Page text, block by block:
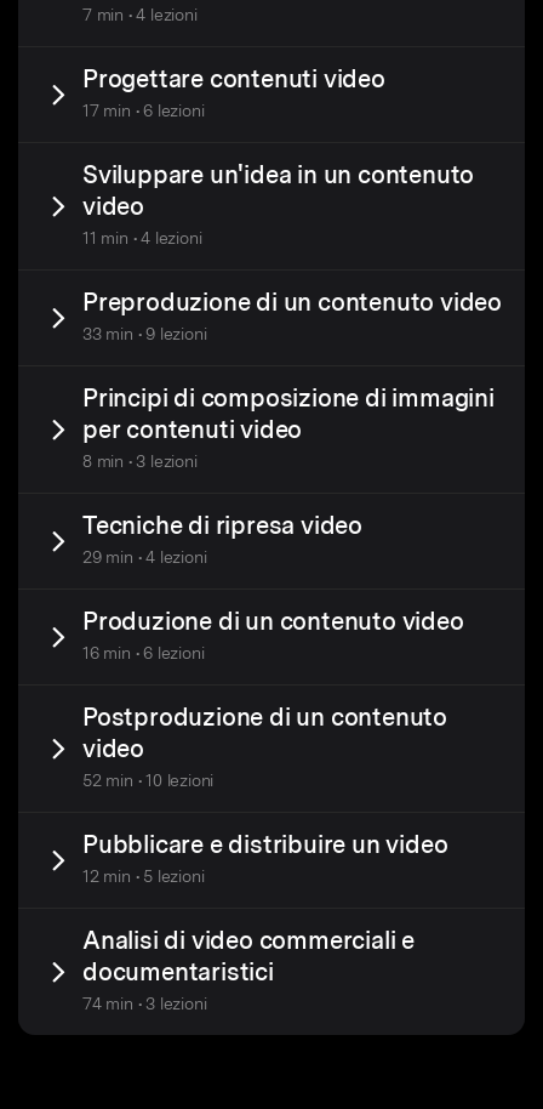
7 min • 4 lezioni
Progettare contenuti video
17 min • 6 lezioni
Sviluppare un'idea in un contenuto
video
11 min • 4 lezioni
Preproduzione di un contenuto video
33 min • 9 lezioni
Principi di composizione di immagini
per contenuti video
8 min • 3 lezioni
Tecniche di ripresa video
29 min • 4 lezioni
Produzione di un contenuto video
16 min • 6 lezioni
Postproduzione di un contenuto
video
52 min • 10 lezioni
Pubblicare e distribuire un video
12 min • 5 lezioni
Analisi di video commerciali e
documentaristici
74 min • 3 lezioni